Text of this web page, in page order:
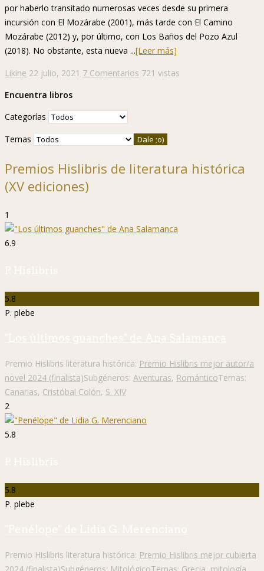
por haberlo transitado numerosas veces desde su primera
incursión con El Mozárabe (2001), más tarde con El Camino
Mozárabe (2012) y, por último, con Los Baños del Pozo Azul
(2018). No obstante, esta nueva ...[Leer más]
Likine 22 julio, 2021 7 Comentarios 721 vistas
Encuentra libros
Categorías
Temas
Premios Hislibris de literatura histórica
(XV ediciones)
1
6.9
P. Hislibris
5.8
P. plebe
"Los últimos guanches" de Ana Salamanca
Premio Hislibris literatura histórica: Premio Hislibris mejor autor/a
novel 2024 (finalista)Subgéneros: Aventuras, RománticoTemas:
Canarias, Cristóbal Colón, S. XIV
2
5.8
P. Hislibris
5.8
P. plebe
"Penélope" de Lidia G. Merenciano
Premio Hislibris literatura histórica: Premio Hislibris mejor cubierta